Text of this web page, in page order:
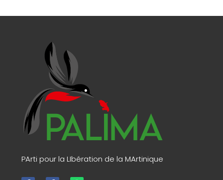
PArti pour la LIbération de la MArtinique